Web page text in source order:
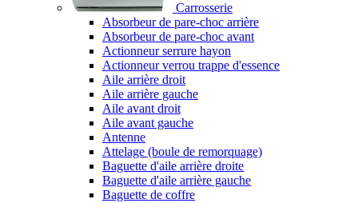
Carrosserie
Absorbeur de pare-choc arrière
Absorbeur de pare-choc avant
Actionneur serrure hayon
Actionneur verrou trappe d'essence
Aile arrière droit
Aile arrière gauche
Aile avant droit
Aile avant gauche
Antenne
Attelage (boule de remorquage)
Baguette d'aile arrière droite
Baguette d'aile arrière gauche
Baguette de coffre